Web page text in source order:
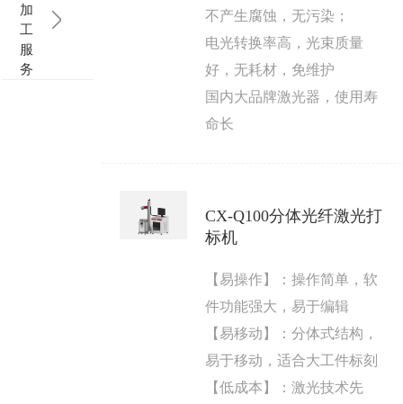
加
工
服
务
不产生腐蚀，无污染；
电光转换率高，光束质量
好，无耗材，免维护
国内大品牌激光器，使用寿
命长
CX-Q100分体光纤激光打
标机
【易操作】：操作简单，软
件功能强大，易于编辑
【易移动】：分体式结构，
易于移动，适合大工件标刻
【低成本】：激光技术先